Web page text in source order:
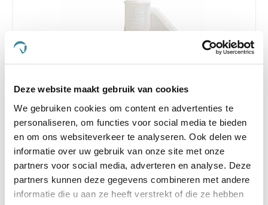
Deze website maakt gebruik van cookies
We gebruiken cookies om content en advertenties te
personaliseren, om functies voor social media te bieden
en om ons websiteverkeer te analyseren. Ook delen we
informatie over uw gebruik van onze site met onze
partners voor social media, adverteren en analyse. Deze
partners kunnen deze gegevens combineren met andere
informatie die u aan ze heeft verstrekt of die ze hebben
4.4
star
rating
261 Beoordelingen
Mix & Spray Summer Sensation 50 ml